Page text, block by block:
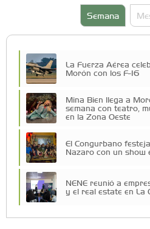
Semana
La Fuerza Aérea
Morón con los F-16
Mina Bien llega a
semana con teatro,
en la Zona Oeste
El Congurbano
Nazaro con un show
NENE reunió a
y el real estate en La